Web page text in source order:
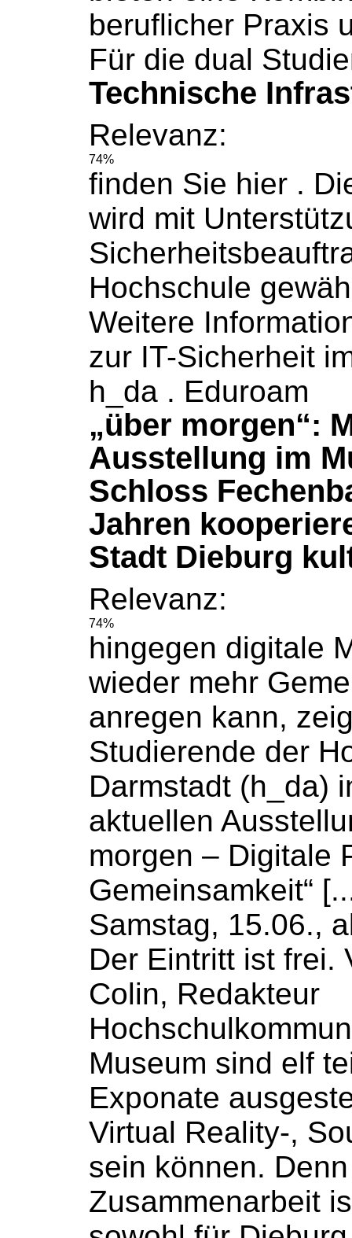
beruflicher Praxis
Für die dual
Technische
Relevanz:
74%
finden Sie hier .
wird mit
Hochschule
Weitere
zur IT-Sicherheit
h_da . Eduroam
„über morgen“:
Ausstellung im
Schloss
Jahren
Stadt Dieburg
Relevanz:
74%
hingegen digitale
wieder mehr
anregen kann,
Studierende der
Darmstadt (h_da)
aktuellen
morgen – Digitale
Gemeinsamkeit“
Samstag, 15.06.,
Der Eintritt ist frei.
Colin, Redakteur
Museum sind elf
Exponate
Virtual Reality-,
sein können.
Zusammenarbeit